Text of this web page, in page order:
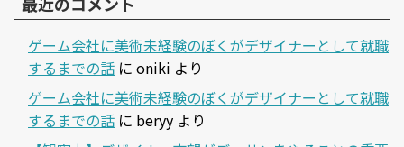
ゲーム会社に美術未経験のぼくがデザイナーとして就職
するまでの話 に oniki より
ゲーム会社に美術未経験のぼくがデザイナーとして就職
するまでの話 に beryy より